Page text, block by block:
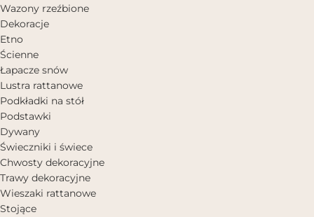
Wazony rzeźbione
Dekoracje
Etno
Ścienne
Łapacze snów
Lustra rattanowe
Podkładki na stół
Podstawki
Dywany
Świeczniki i świece
Chwosty dekoracyjne
Trawy dekoracyjne
Wieszaki rattanowe
Stojące